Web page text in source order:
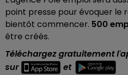
point presse pour évoquer le
bientôt commencer. 500
être créés.
Téléchargez gratuitement
sur
et